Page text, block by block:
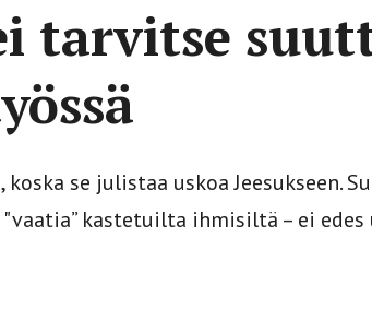
tarvitse
se julistaa uskoa Jeesukseen.
kastetuilta ihmisiltä – ei